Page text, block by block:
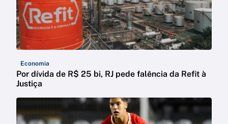
Economia
Por dívida de R$ 25 bi, RJ pede falência da Refit à
Justiça